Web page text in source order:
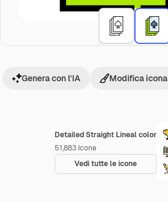
Detailed Straight Lineal color
51,883 Icone
Vedi tutte le icone
Genera con l'IA Modifica icona